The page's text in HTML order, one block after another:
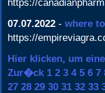
https://
07.07.2022 - where
https://
Hier klicken, um
Zur�ck 1 2 3 4 5 6 7
27 28 29 30 31 32 33